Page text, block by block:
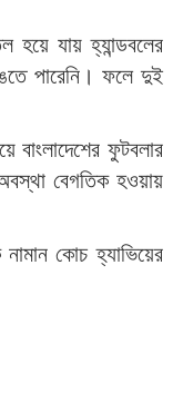
হয়ে যায় হ্যান্ডবলের
পারেনি। ফলে দুই
বাংলাদেশের ফুটবলার
বেগতিক হওয়ায়
কোচ হ্যাভিয়ের